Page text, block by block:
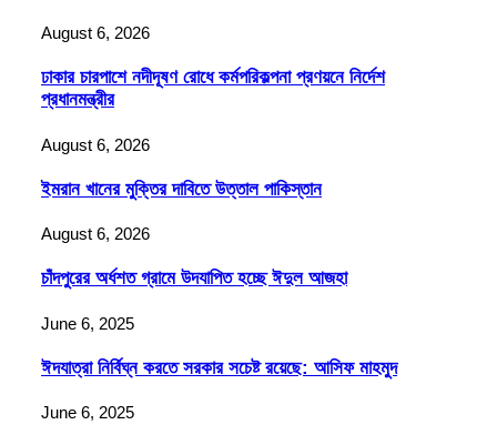
August 6, 2026
ঢাকার চারপাশে নদীদূষণ রোধে কর্মপরিকল্পনা প্রণয়নে নির্দেশ
প্রধানমন্ত্রীর
August 6, 2026
ইমরান খানের মুক্তির দাবিতে উত্তাল পাকিস্তান
August 6, 2026
চাঁদপুরের অর্ধশত গ্রামে উদযাপিত হচ্ছে ঈদুল আজহা
June 6, 2025
ঈদযাত্রা নির্বিঘ্ন করতে সরকার সচেষ্ট রয়েছে: আসিফ মাহমুদ
June 6, 2025